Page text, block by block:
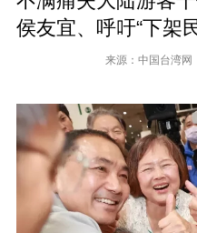
侯友宜、呼吁“下架
来源：中国台湾网